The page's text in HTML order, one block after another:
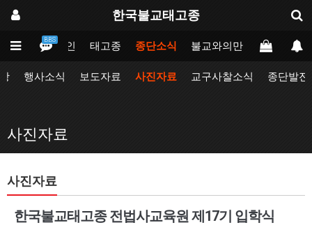
한국불교태고종
BBS
메인 태고종 종단소식 불교와의만남 업무포털
행사소식 보도자료 사진자료 교구사찰소식 종단발전
사진자료
사진자료
한국불교태고종 전법사교육원 제17기 입학식